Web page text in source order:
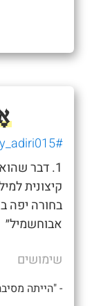
#elay_adiri015
1. דבר
קיצונית
בחורה יפה
אבוחשמיל״
שימושים
- "הייתה